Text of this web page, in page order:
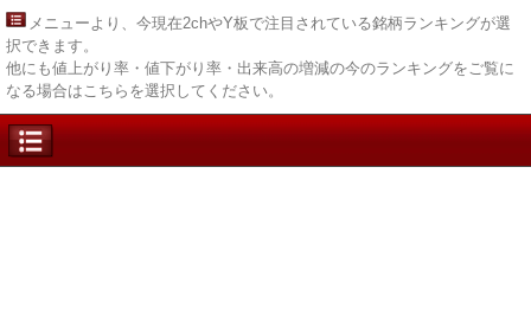
メニューより、今現在2chやY板で注目されている銘柄ランキングが選
択できます。
他にも値上がり率・値下がり率・出来高の増減の今のランキングをご覧に
なる場合はこちらを選択してください。